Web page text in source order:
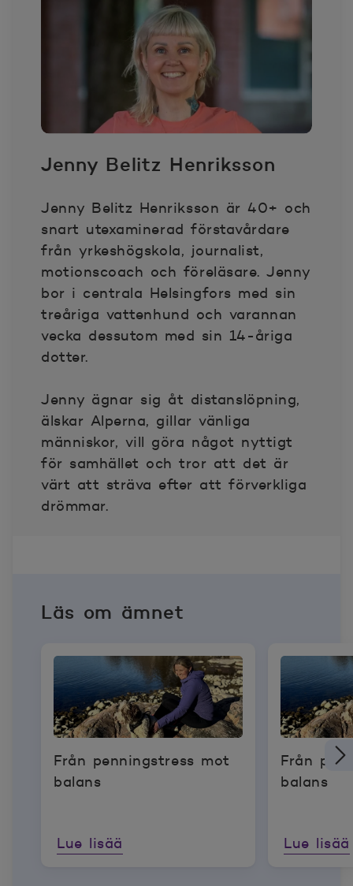
Jenny Belitz Henriksson
Jenny Belitz Henriksson är 40+ och
snart utexaminerad förstavårdare
från yrkeshögskola, journalist,
motionscoach och föreläsare. Jenny
bor i centrala Helsingfors med sin
treåriga vattenhund och varannan
vecka dessutom med sin 14-åriga
dotter.
Jenny ägnar sig åt distanslöpning,
älskar Alperna, gillar vänliga
människor, vill göra något nyttigt
för samhället och tror att det är
värt att sträva efter att förverkliga
drömmar.
Läs om ämnet
Från penningstress mot
balans
Lue lisää
Från
balans
Lue lisää